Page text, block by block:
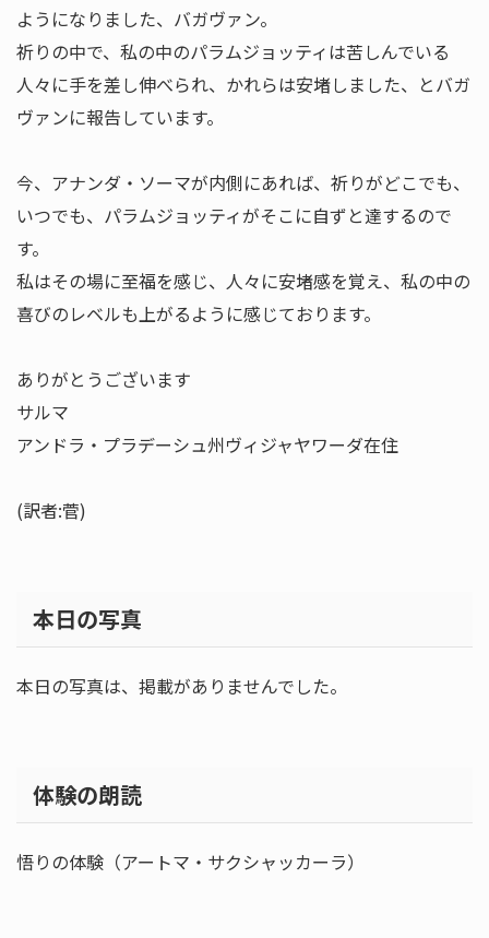
ようになりました、バガヴァン。
祈りの中で、私の中のパラムジョッティは苦しんでいる
人々に手を差し伸べられ、かれらは安堵しました、とバガ
ヴァンに報告しています。
今、アナンダ・ソーマが内側にあれば、祈りがどこでも、
いつでも、パラムジョッティがそこに自ずと達するので
す。
私はその場に至福を感じ、人々に安堵感を覚え、私の中の
喜びのレベルも上がるように感じております。
ありがとうございます
サルマ
アンドラ・プラデーシュ州ヴィジャヤワーダ在住
(訳者:菅)
本日の写真
本日の写真は、掲載がありませんでした。
体験の朗読
悟りの体験（アートマ・サクシャッカーラ）